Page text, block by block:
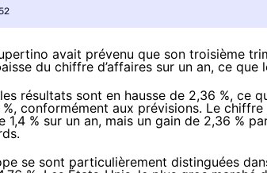
avait prévenu que son troisième
du chiffre d’affaires sur un an, ce que
résultats sont en hausse de 2,36 %, ce
conformément aux prévisions. Le
1,4 % sur un an, mais un gain de 2,36 %
se sont particulièrement distinguées